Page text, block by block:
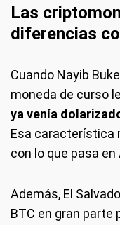
Las
diferencias
Cuando Nayib
moneda de curso
ya venía
Esa característica
con lo que pasa en
Además, El
BTC en gran parte